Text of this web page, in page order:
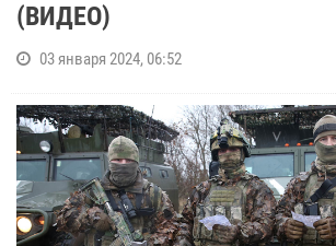
(ВИДЕО)
03 января 2024, 06:52